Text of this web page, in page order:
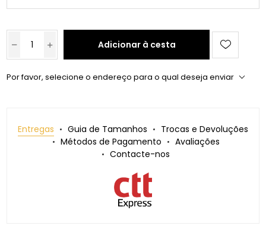
Adicionar à cesta
Por favor, selecione o endereço para o qual deseja enviar
Entregas Guia de Tamanhos
Trocas e Devoluções
Métodos de Pagamento
Avaliações
Contacte-nos